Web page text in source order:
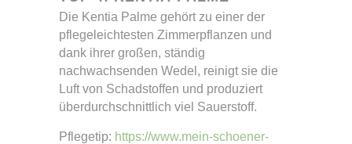
Die Kentia Palme gehört zu einer der
pflegeleichtesten Zimmerpflanzen und
dank ihrer großen, ständig
nachwachsenden Wedel, reinigt sie die
Luft von Schadstoffen und produziert
überdurchschnittlich viel Sauerstoff.
Pflegetip: https://www.mein-schoener-